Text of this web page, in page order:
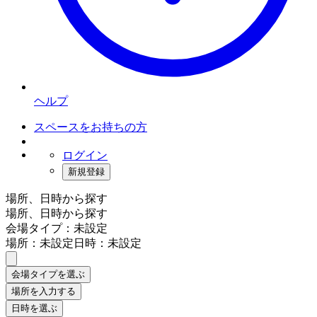
ヘルプ
スペースをお持ちの方
ログイン
新規登録
場所、日時から探す
場所、日時から探す
会場タイプ：未設定
場所：未設定日時：未設定
会場タイプを選ぶ
場所を入力する
日時を選ぶ